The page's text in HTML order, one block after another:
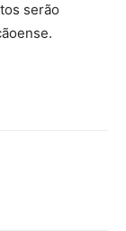
serão